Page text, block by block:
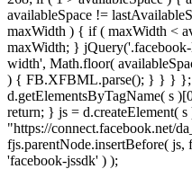
availableSpace !=
maxWidth ) { if ( maxWidth <
maxWidth; }
width', Math.floor(
) { FB.XFBML.parse(); } } } };
d.getElementsByTagName( s
return; } js = d.createElement(
"https://connect.facebook.net/
fjs.parentNode.insertBefore(
'facebook-jssdk' ) );